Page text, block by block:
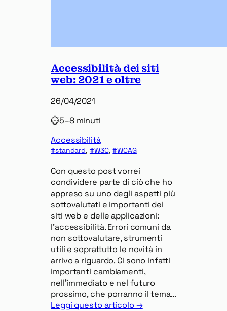
Accessibilità dei siti
web: 2021 e oltre
26/04/2021
⏱5–8 minuti
Accessibilità
standard, W3C, WCAG
Con questo post vorrei
condividere parte di ciò che ho
appreso su uno degli aspetti più
sottovalutati e importanti dei
siti web e delle applicazioni:
l’accessibilità. Errori comuni da
non sottovalutare, strumenti
utili e soprattutto le novità in
arrivo a riguardo. Ci sono infatti
importanti cambiamenti,
nell’immediato e nel futuro
prossimo, che porranno il tema…
Leggi questo articolo →